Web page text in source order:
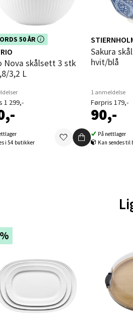
50 ÅR
er inkludert i vår
Benytt deg av rabatten i
3,2 L
1 299,-
i 54 butikker
Sakura skål 21 cm 1,2L
hvit/blå
1 anmeldelse
Førpris 179,-
90,-
På nettlager
Kan sendes til
Molde -
Torget 1, 6413 Molde
Åpent i dag 10-20
Narvik - Thon
Bolagsgata 1, 8514 Narvik
Bergen - Oasen
0 i butikk
Oppdal -